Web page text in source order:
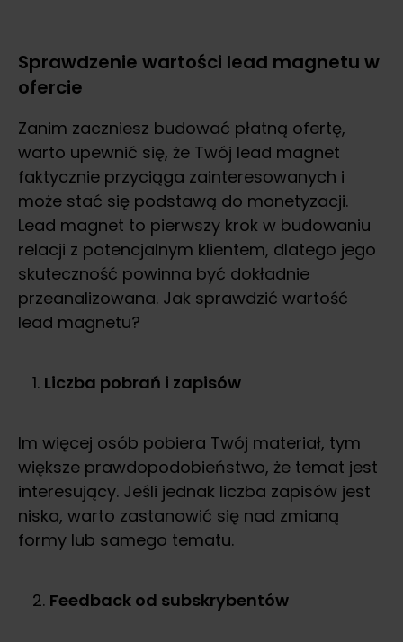
Sprawdzenie wartości lead magnetu w
ofercie
Zanim zaczniesz budować płatną ofertę,
warto upewnić się, że Twój lead magnet
faktycznie przyciąga zainteresowanych i
może stać się podstawą do monetyzacji.
Lead magnet to pierwszy krok w budowaniu
relacji z potencjalnym klientem, dlatego jego
skuteczność powinna być dokładnie
przeanalizowana. Jak sprawdzić wartość
lead magnetu?
Liczba pobrań i zapisów
Im więcej osób pobiera Twój materiał, tym
większe prawdopodobieństwo, że temat jest
interesujący. Jeśli jednak liczba zapisów jest
niska, warto zastanowić się nad zmianą
formy lub samego tematu.
Feedback od subskrybentów